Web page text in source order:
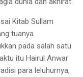
Kitab Sullam
tuanya
pada salah satu
itu Hairul Anwar
para leluhurnya,